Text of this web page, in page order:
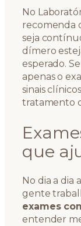
No
recomenda
seja
dímero
esperado.
apenas o
sinais
tratamento
que
No dia a dia
gente
exames
entender